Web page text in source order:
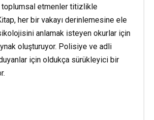
etmenler titizlikle
her bir vakayı derinlemesine ele
anlamak isteyen okurlar için
oluşturuyor. Polisiye ve adli
için oldukça sürükleyici bir